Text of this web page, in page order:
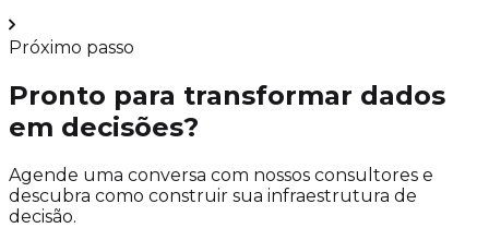
Próximo passo
Pronto para transformar dados
em decisões?
Agende uma conversa com nossos consultores e
descubra como construir sua infraestrutura de
decisão.